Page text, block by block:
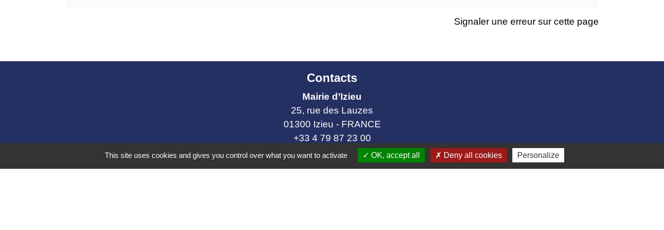
Signaler une erreur sur cette page
Contacts
Mairie d’Izieu
25, rue des Lauzes
01300 Izieu - FRANCE
+33 4 79 87 23 00
Contact par formulaire
This site uses cookies and gives you control over what you want to activate OK, accept all Deny all cookies Personalize